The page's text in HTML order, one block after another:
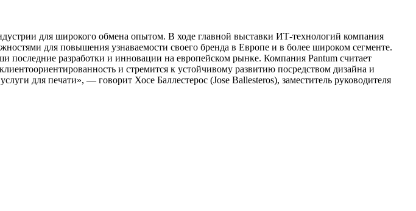
для широкого обмена опытом. В ходе главной выставки ИТ-технологий компания
для повышения узнаваемости своего бренда в Европе и в более широком сегменте.
последние разработки и инновации на европейском рынке. Компания Pantum считает
и стремится к устойчивому развитию посредством дизайна и
для печати», — говорит Хосе Баллестерос (Jose Ballesteros), заместитель руководителя